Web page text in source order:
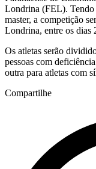
Londrina (FEL). Tendo
master, a competição
Londrina, entre os dias
Os atletas serão
pessoas com
outra para atletas com
Compartilhe